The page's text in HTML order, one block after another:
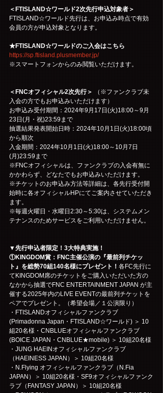
＜FTISLAND☆ワールド2次先行申込対象者＞
FTISLAND☆ワールド先行は、お申込み時点で有効
会員の方が申込対象となります。
★FTISLAND☆ワールドのご入会はこちら
https://sp.ftisland.plusmember.jp/
※スマートフォンからのみ閲覧いただけます。
＜FNCオフィシャル2次先行＞
（※ファンクラブ未
入会の方でもお申込みいただけます）
お申込み受付期間：2024年9月17日(火)18:00～9月
23日(月・祝)23:59まで
抽選結果発表開始日時：2024年10月1日(火)18:00頃
から順次
入金期間：2024年10月1日(火)18:00～10月7日
(月)23:59まで
※FNCオフィシャルは、ファンクラブの入会有無に
かかわらず、どなたでもお申込みいただけます。
※チケットのお申込み方法等詳細は、各先行受付開
始時に各オフィシャルHPにてご案内させていただき
ます。
※毎週火曜日・水曜日2:30～5:30は、システムメン
テナンスのためサービスをご利用いただけません。
▼先行申込者限定！3大特典実施！
①KINGDOM賞：FNC主催公演の『最前列チケッ
ト』を総勢70組140名様にプレゼント！ 各FC先行に
てKINGDOM席のチケットをご購入いただいた方の
なかから抽選でFNC ENTERTAINMENT JAPAN が主
催する2025年内のLIVE EVENTの最前列チケットを
ペアでプレゼント。（希望会場／１公演限り）
・FTISLANDオフィシャルファンクラブ
(Primadonna Japan・FTISLAND☆ワールド) ＞ 10
組20名様・CNBLUEオフィシャルファンクラブ
(BOICE JAPAN・CNBLUE★mobile) ＞ 10組20名様
・JUNG HAEINオフィシャルファンクラブ
（HAEINESS JAPAN）＞ 10組20名様
・N.Flying オフィシャルファンクラブ（N.Fia
JAPAN）＞ 10組20名様・SF9オフィシャルファンク
ラブ（FANTASY JAPAN）＞ 10組20名様